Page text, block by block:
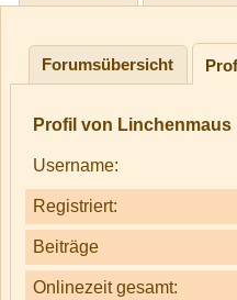
Forumsübersicht
Profil von Linchenmaus
Username:
Registriert:
Beiträge
Onlinezeit gesamt: